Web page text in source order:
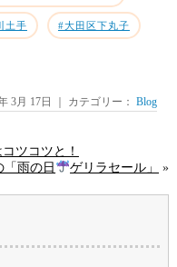
土手 #大田区下丸子
3月 17日 ｜ カテゴリー：Blog
ツコツと！
「雨の日
ゲリラセール」 »